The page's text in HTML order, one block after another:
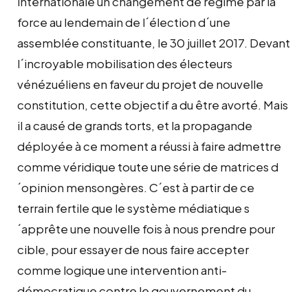
force au lendemain de l´élection d´une
assemblée constituante, le 30 juillet 2017. Devant
l´incroyable mobilisation des électeurs
vénézuéliens en faveur du projet de nouvelle
constitution, cette objectif a du être avorté. Mais
il a causé de grands torts, et la propagande
déployée à ce moment a réussi à faire admettre
comme véridique toute une série de matrices d
´opinion mensongères. C´est à partir de ce
terrain fertile que le système médiatique s
´apprête une nouvelle fois à nous prendre pour
cible, pour essayer de nous faire accepter
comme logique une intervention anti-